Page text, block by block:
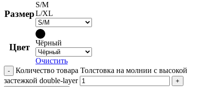
Размер
S/M
L/XL
Цвет Чёрный
Очистить
Количество товара Толстовка на молнии с высокой
застежкой double-layer